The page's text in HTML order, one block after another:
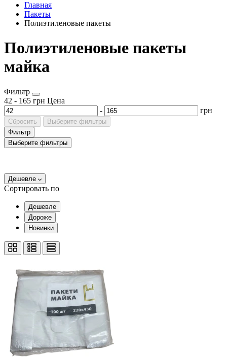
Главная
Пакеты
Полиэтиленовые пакеты
Полиэтиленовые пакеты
майка
Фильтр
42 - 165 грн Цена
-
грн
Сбросить
Выберите фильтры
Фильтр
Выберите фильтры
Дешевле
Сортировать по
Дешевле
Дороже
Новинки